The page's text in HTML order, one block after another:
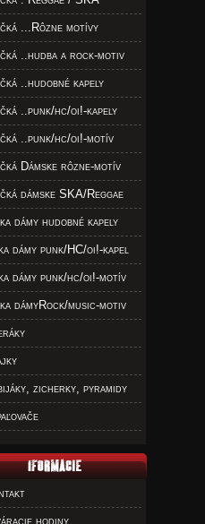
...Rôzne motívy
..hudba a rock-motiv
..hudobné kapely
..punk/hc/oi!-kapely
..punk/hc/oi!-motív
Dámske rôzne-motív
dámske SKA/Reggae
dámy hudobné kapely
dámy punk/HC/oi!-kapel
dámy punk/hc/oi!-motív
dámyRock/music-motiv
zicherky, pyramidy
hodiny